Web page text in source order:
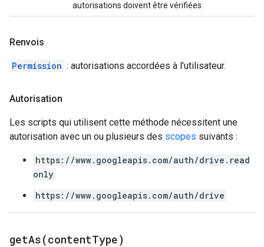
autorisations doivent être vérifiées.
Renvois
Permission : autorisations accordées à l'utilisateur.
Autorisation
Les scripts qui utilisent cette méthode nécessitent une
autorisation avec un ou plusieurs des scopes suivants :
https://www.googleapis.com/auth/drive.read
only
https://www.googleapis.com/auth/drive
getAs(contentType)